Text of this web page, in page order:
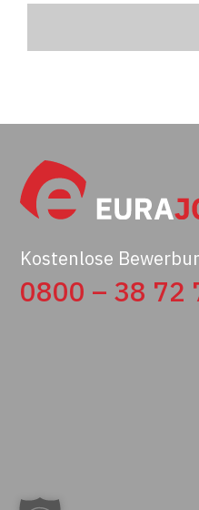
Kostenlose
0800 – 38 72